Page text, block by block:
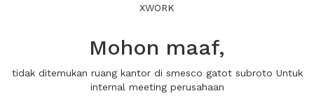
XWORK
Mohon maaf,
tidak ditemukan ruang kantor di smesco gatot subroto Untuk
internal meeting perusahaan